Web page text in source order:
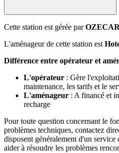
Cette station est gérée parOZECAR
L'aménageur de cette station est
Différence entre opérateur et
L'opérateur : Gère
maintenance, les tarifs et le
L'aménageur : A financé et
recharge
Pour toute question concernant le
problèmes techniques, contactez
disposent généralement d'un
aider à résoudre les problèmes